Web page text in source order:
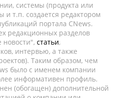
системы (продукта или
и т.п. создается редактором
портала CNews.
редакционных разделов
новости", статьи,
интервью, а также
Таким образом, чем
было с именем компании
информативен профиль.
(обогащен) дополнительной